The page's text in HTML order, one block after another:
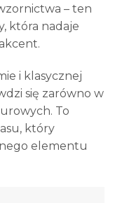
– ten
która nadaje
i klasycznej
się zarówno w
To
który
elementu